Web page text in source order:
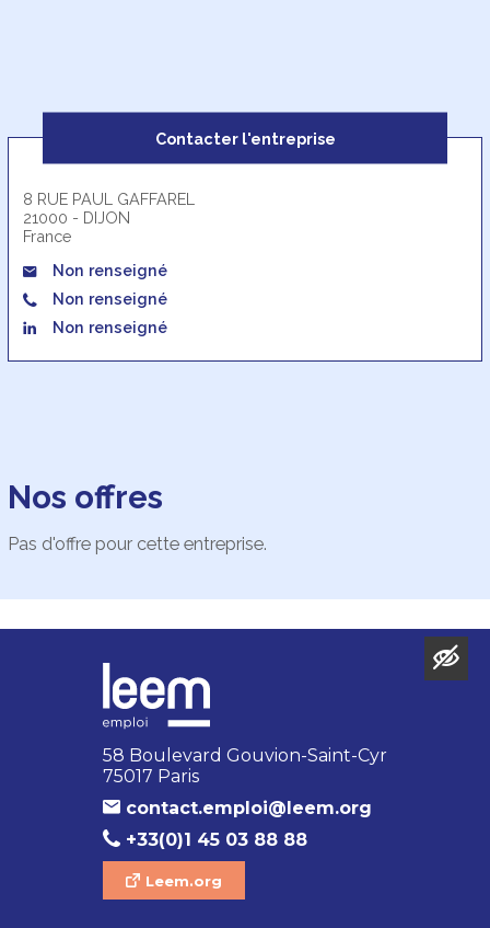
Contacter l'entreprise
8 RUE PAUL GAFFAREL
21000 - DIJON
France
Non renseigné
Non renseigné
Non renseigné
Nos offres
Pas d'offre pour cette entreprise.
58 Boulevard Gouvion-Saint-Cyr
75017 Paris
contact.emploi@leem.org
+33(0)1 45 03 88 88
Leem.org